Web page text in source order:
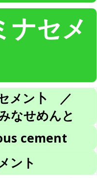
ナセメ
メン卜 ／
なせめんと
cement
ント